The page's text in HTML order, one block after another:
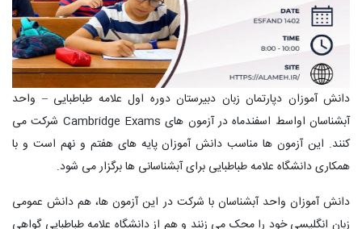
دانش آموزان دپارتمان زبان دبیرستان دوره اول علامه طباطبایی – واحد
آبشناسان اواسط اسفندماه در آزمون های Cambridge Exams شرکت می
کنند. این آزمون ها مناسب دانش آموزان پایه های هفتم و نهم است و با
همکاری دانشگاه علامه طباطبایی برای آبشناسانی ها برگزار می شود.
دانش آموزان واحد آبشناسان با شرکت در این آزمون ها، هم دانش عمومی